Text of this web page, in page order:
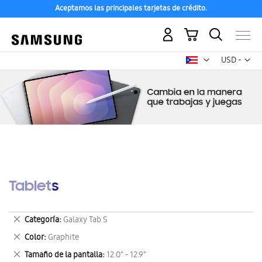
Aceptamos las principales tarjetas de crédito.
USD -
dólar
Mi carrito
Tablets
Categoría Galaxy Tab S
Eliminar
este
artículo
Color Graphite
Eliminar
este
Tamaño de la pantalla 12.0" - 12.9"
Eliminar